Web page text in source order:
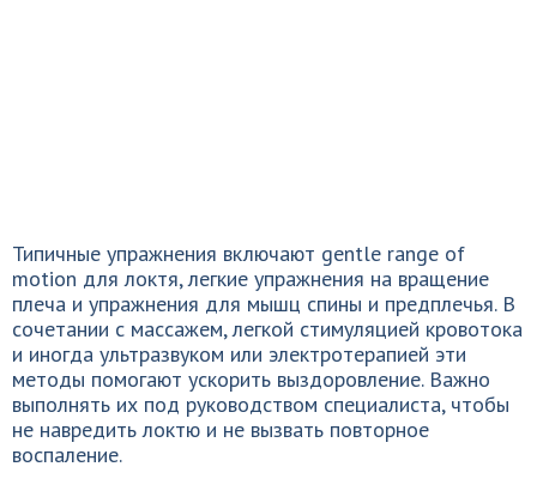
Типичные упражнения включают gentle range of
motion для локтя, легкие упражнения на вращение
плеча и упражнения для мышц спины и предплечья. В
сочетании с массажем, легкой стимуляцией кровотока
и иногда ультразвуком или электротерапией эти
методы помогают ускорить выздоровление. Важно
выполнять их под руководством специалиста, чтобы
не навредить локтю и не вызвать повторное
воспаление.